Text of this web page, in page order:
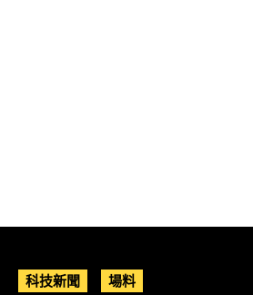
科技新聞 場料